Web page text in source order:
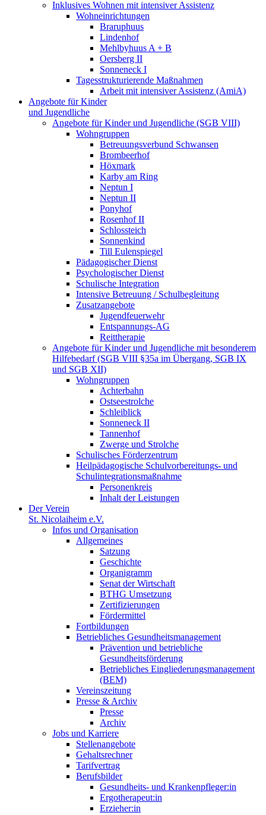
Inklusives Wohnen mit intensiver Assistenz
Wohneinrichtungen
Braruphuus
Lindenhof
Mehlbyhuus A + B
Oersberg II
Sonneneck I
Tagesstrukturierende Maßnahmen
Arbeit mit intensiver Assistenz (AmiA)
Angebote für Kinder
und Jugendliche
Angebote für Kinder und Jugendliche (SGB VIII)
Wohngruppen
Betreuungsverbund Schwansen
Brombeerhof
Höxmark
Karby am Ring
Neptun I
Neptun II
Ponyhof
Rosenhof II
Schlossteich
Sonnenkind
Till Eulenspiegel
Pädagogischer Dienst
Psychologischer Dienst
Schulische Integration
Intensive Betreuung / Schulbegleitung
Zusatzangebote
Jugendfeuerwehr
Entspannungs-AG
Reittherapie
Angebote für Kinder und Jugendliche mit besonderem
Hilfebedarf (SGB VIII §35a im Übergang, SGB IX
und SGB XII)
Wohngruppen
Achterbahn
Ostseestrolche
Schleiblick
Sonneneck II
Tannenhof
Zwerge und Strolche
Schulisches Förderzentrum
Heilpädagogische Schulvorbereitungs- und
Schulintegrationsmaßnahme
Personenkreis
Inhalt der Leistungen
Der Verein
St. Nicolaiheim e.V.
Infos und Organisation
Allgemeines
Satzung
Geschichte
Organigramm
Senat der Wirtschaft
BTHG Umsetzung
Zertifizierungen
Fördermittel
Fortbildungen
Betriebliches Gesundheitsmanagement
Prävention und betriebliche
Gesundheitsförderung
Betriebliches Eingliederungsmanagement
(BEM)
Vereinszeitung
Presse & Archiv
Presse
Archiv
Jobs und Karriere
Stellenangebote
Gehaltsrechner
Tarifvertrag
Berufsbilder
Gesundheits- und Krankenpfleger:in
Ergotherapeut:in
Erzieher:in